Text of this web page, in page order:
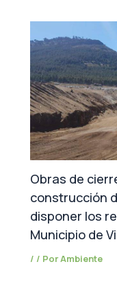
Obras de
construcción
disponer los
Municipio de
/ / PorAmbiente